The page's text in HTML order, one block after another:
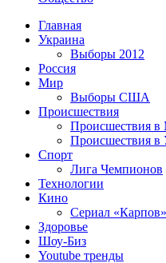
Главная
Украина
Выборы 2012
Россия
Мир
Выборы США
Происшествия
Происшествия в
Происшествия в
Спорт
Лига Чемпионов
Технологии
Кино
Сериал «Карпов»
Здоровье
Шоу-Биз
Youtube тренды